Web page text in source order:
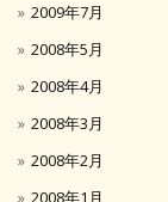
2009年7月
2008年5月
2008年4月
2008年3月
2008年2月
2008年1月